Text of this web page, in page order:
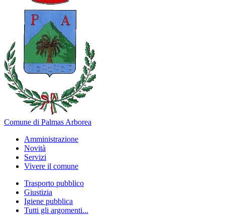
Comune di Palmas Arborea
Amministrazione
Novità
Servizi
Vivere il comune
Trasporto pubblico
Giustizia
Igiene pubblica
Tutti gli argomenti...